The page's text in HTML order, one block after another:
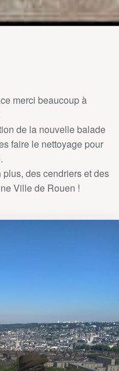
merci beaucoup à
de la nouvelle balade
faire le nettoyage pour
des cendriers et des
Ville de Rouen !